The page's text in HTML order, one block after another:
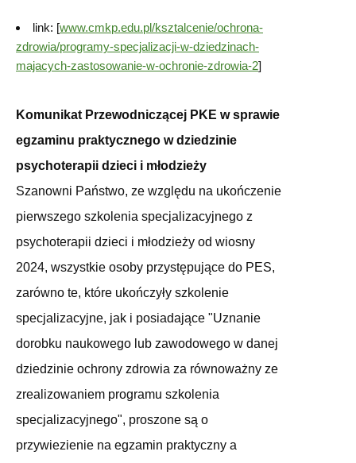
link: [www.cmkp.edu.pl/ksztalcenie/ochrona-
zdrowia/programy-specjalizacji-w-dziedzinach-
majacych-zastosowanie-w-ochronie-zdrowia-2]
Komunikat Przewodniczącej PKE w sprawie
egzaminu praktycznego w dziedzinie
psychoterapii dzieci i młodzieży
Szanowni Państwo, ze względu na ukończenie
pierwszego szkolenia specjalizacyjnego z
psychoterapii dzieci i młodzieży od wiosny
2024, wszystkie osoby przystępujące do PES,
zarówno te, które ukończyły szkolenie
specjalizacyjne, jak i posiadające "Uznanie
dorobku naukowego lub zawodowego w danej
dziedzinie ochrony zdrowia za równoważny ze
zrealizowaniem programu szkolenia
specjalizacyjnego", proszone są o
przywiezienie na egzamin praktyczny a